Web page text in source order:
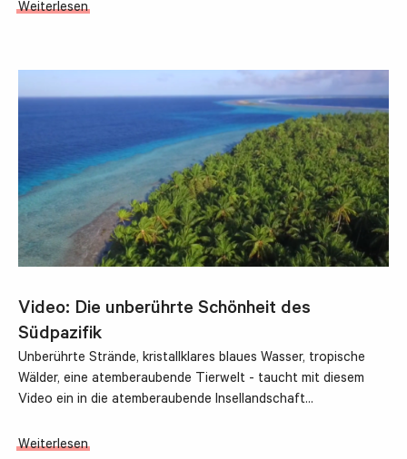
Weiterlesen
Video: Die unberührte Schönheit des
Südpazifik
Unberührte Strände, kristallklares blaues Wasser, tropische
Wälder, eine atemberaubende Tierwelt - taucht mit diesem
Video ein in die atemberaubende Insellandschaft…
Weiterlesen